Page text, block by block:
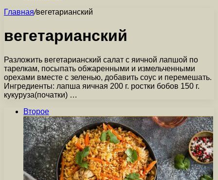
Главная/вегетарианский
вегетарианский
Разложить вегетарианский салат с яичной лапшой по
тарелкам, посыпать обжаренными и измельченными
орехами вместе с зеленью, добавить соус и перемешать.
Ингредиенты: лапша яичная 200 г. ростки бобов 150 г.
кукуруза(початки) …
Второе